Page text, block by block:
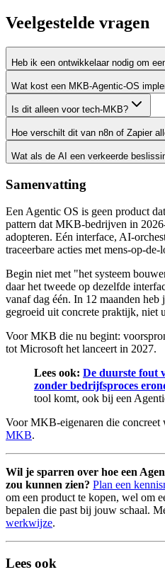
Veelgestelde vragen
Heb ik een ontwikkelaar nodig om
Wat kost een MKB-Agentic-OS
Is dit alleen voor tech-MKB?
Hoe verschilt dit van n8n of Zapier
Wat als de AI een verkeerde
Samenvatting
Een Agentic OS is geen product
pattern dat MKB-bedrijven in
adopteren. Eén interface, AI-
traceerbare acties met mens-op-
Begin niet met "het systeem
daar het tweede op dezelfde
vanaf dag één. In 12 maanden heb
gegroeid uit concrete praktijk, niet
Voor MKB die nu begint:
tot Microsoft het lanceert in 2027.
Lees ook: De duurste fout
zonder bedrijfsproces
tool komt, ook bij een
Voor MKB-eigenaren die concreet
MKB.
Wil je sparren over hoe een
zou kunnen zien? Plan een
om een product te kopen, wel om
bepalen die past bij jouw schaal.
werkwijze.
Lees ook